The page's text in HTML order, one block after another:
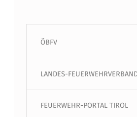
ÖBFV
LANDES-
FEUERWEHR-PORTAL TIROL